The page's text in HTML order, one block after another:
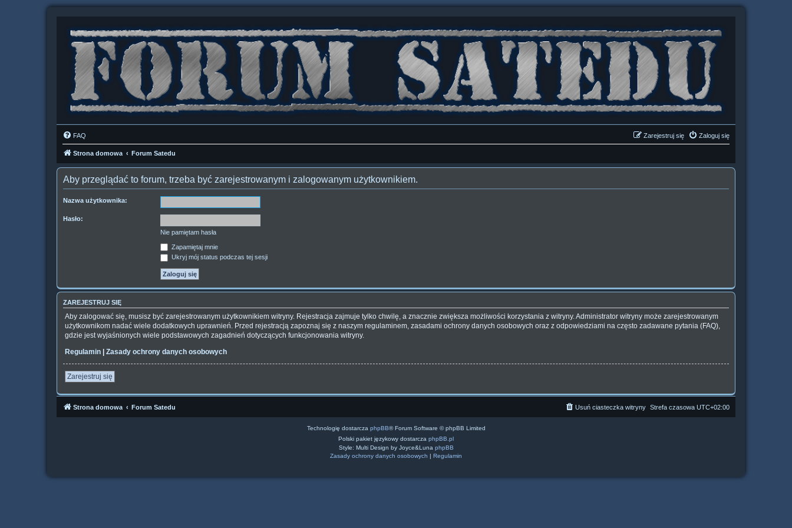
FAQ Zaloguj się
Zarejestruj się
Strona domowa Forum Satedu
Aby przeglądać to forum, trzeba być zarejestrowanym i zalogowanym użytkownikiem.
Nazwa użytkownika:
Hasło:
Nie pamiętam hasła
Zapamiętaj mnie
Ukryj mój status podczas tej sesji
ZAREJESTRUJ SIĘ
Aby zalogować się, musisz być zarejestrowanym użytkownikiem witryny. Rejestracja zajmuje tylko chwilę, a znacznie zwiększa możliwości korzystania z witryny. Administrator witryny może zarejestrowanym
użytkownikom nadać wiele dodatkowych uprawnień. Przed rejestracją zapoznaj się z naszym regulaminem, zasadami ochrony danych osobowych oraz z odpowiedziami na często zadawane pytania (FAQ),
gdzie jest wyjaśnionych wiele podstawowych zagadnień dotyczących funkcjonowania witryny.
Regulamin | Zasady ochrony danych osobowych
Zarejestruj się
Strona domowa Forum Satedu Strefa czasowa UTC+02:00
Usuń ciasteczka witryny
Technologię dostarcza phpBB® Forum Software © phpBB Limited
Polski pakiet językowy dostarcza phpBB.pl
Style: Multi Design by Joyce&Luna phpBB
Zasady ochrony danych osobowych | Regulamin